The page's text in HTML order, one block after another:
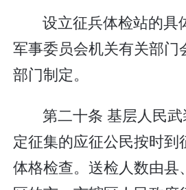
设立征兵体检站的具
军事委员会机关有关部门
部门制定。
第二十条 基层人民
定征集的应征公民按时到
体格检查。送检人数由县